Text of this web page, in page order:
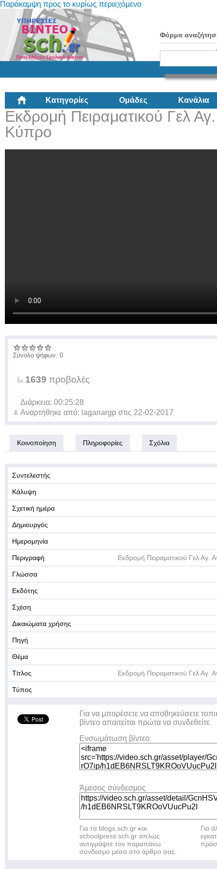
Παράκαμψη προς το κυρίως περιεχόμενο
Φόρμα
Κατηγορίες Ομάδες Κανάλια
Εκδρομή Πειραματικού Γελ
Κύπρο
Σύνολο ψήφων: 0
1639 προβολές
Διάρκεια: 00:25:28
Αναρτήθηκε από: laganargp στις 22-02-2017
Κοινοποίηση Πληροφορίες Σχόλια
Συντελεστής
Κάλυψη
Σχετική ημέρα
Δημιουργός
Ημερομηνία
Περιγραφή Εκδρομή Πειραματικού Γελ
Γλώσσα
Εκδότης
Σχέση
Δικαιώματα χρήσης
Πηγή
Θέμα
Τίτλος Εκδρομή Πειραματικού Γελ
Τύπος
Για να μπορέσετε να αποθηκεύσετε
βίντεο απαιτείται πρώτα να συνδεθείτε
Ενσωμάτωση βίντεο
Άμεσος σύνδεσμος
Για τα blogs.sch.gr και
schoolpress.sch.gr απλώς
αντιγράψτε τον παραπάνω
σύνδεσμο μέσα στο άρθρο σας.
Για